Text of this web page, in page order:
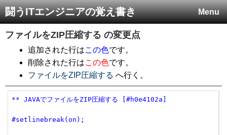
Menu
闘うITエンジニアの覚え書き
ファイルをZIP圧縮する の変更点
追加された行はこの色です。
削除された行はこの色です。
ファイルをZIP圧縮する へ行く。
** JAVAでファイルをZIP圧縮する [#h0e4102a]
#setlinebreak(on);